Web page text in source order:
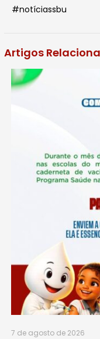
#notíciassbu
Artigos
7 de agosto de 2026